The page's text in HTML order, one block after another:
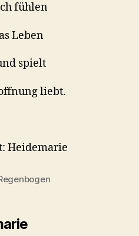
fühlen
Leben
spielt
liebt.
Heidemarie